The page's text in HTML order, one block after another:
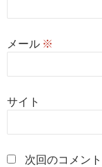
メール ※
サイト
次回のコメン